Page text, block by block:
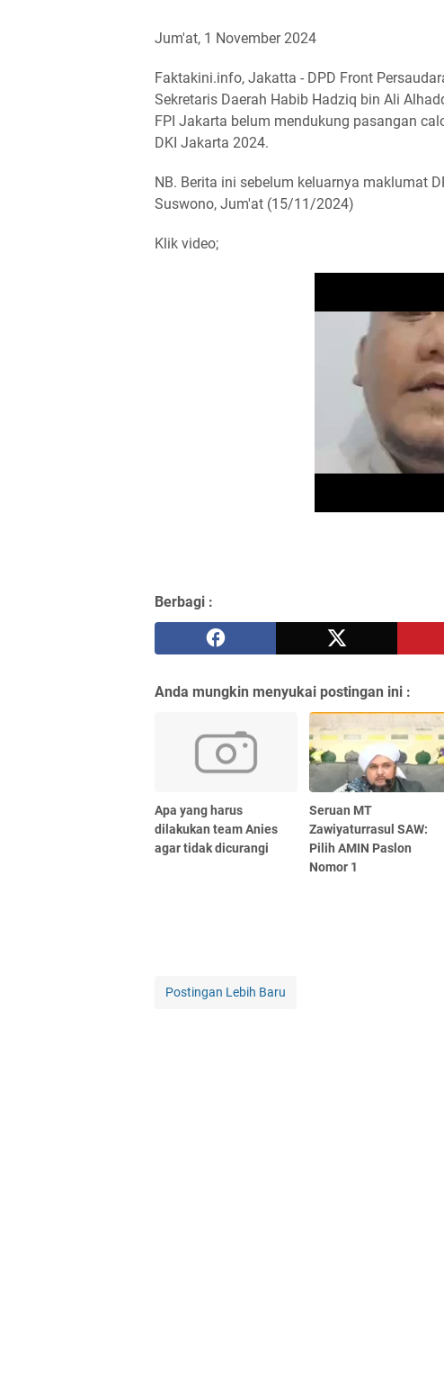
Jum'at, 1 November 2024
Faktakini.info, Jakatta - DPD Front
Sekretaris Daerah Habib Hadziq bin Ali
FPI Jakarta belum mendukung pasangan
DKI Jakarta 2024.
NB. Berita ini sebelum keluarnya maklumat
Suswono, Jum'at (15/11/2024)
Klik video;
Berbagi :
Anda mungkin menyukai postingan ini :
Apa yang harus
dilakukan team Anies
agar tidak dicurangi
Seruan MT
Zawiyaturrasul SAW:
Pilih AMIN Paslon
Nomor 1
Postingan Lebih Baru